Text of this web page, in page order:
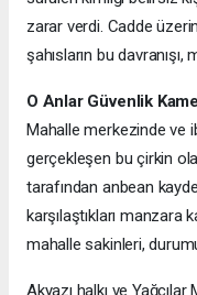
zarar verdi. Cadde
şahısların bu
O Anlar Güvenlik
Mahalle merkezinde ve
gerçekleşen bu çirkin
tarafından anbean
karşılaştıkları manzara
mahalle sakinleri,